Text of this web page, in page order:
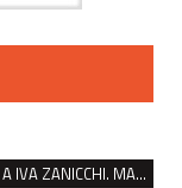
VENTASSO, SÌ ALLA CITTADINANZA ONORARIA A IVA ZANICCHI. MA BARGIACCHI: “È DI PESSIMO GUSTO”